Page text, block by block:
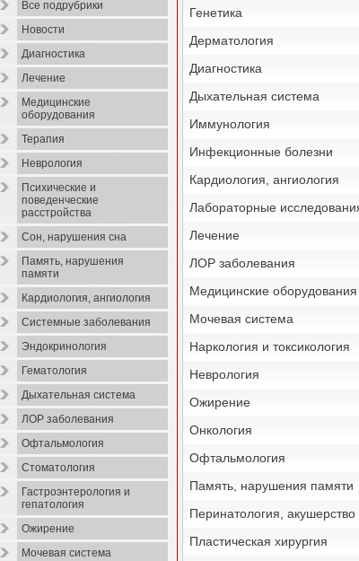
Все подрубрики
Новости
Диагностика
Лечение
Медицинские
оборудования
Терапия
Неврология
Психические и
поведенческие
расстройства
Сон, нарушения сна
Память, нарушения
памяти
Кардиология, ангиология
Системные заболевания
Эндокринология
Гематология
Дыхательная система
ЛОР заболевания
Офтальмология
Стоматология
Гастроэнтерология и
гепатология
Ожирение
Мочевая система
Генетика
Дерматология
Диагностика
Дыхательная система
Иммунология
Инфекционные болезни
Кардиология, ангиология
Лабораторные
Лечение
ЛОР заболевания
Медицинские оборудования
Мочевая система
Наркология и токсикология
Неврология
Ожирение
Онкология
Офтальмология
Память, нарушения памяти
Перинатология, акушерство
Пластическая хирургия